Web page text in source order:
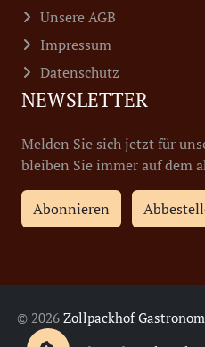
Unsere AGB
Impressum
Datenschutz
NEWSLETTER
Melden Sie sich jetzt für
bleiben Sie immer auf dem
Abonnieren
© 2026 Zollpackhof